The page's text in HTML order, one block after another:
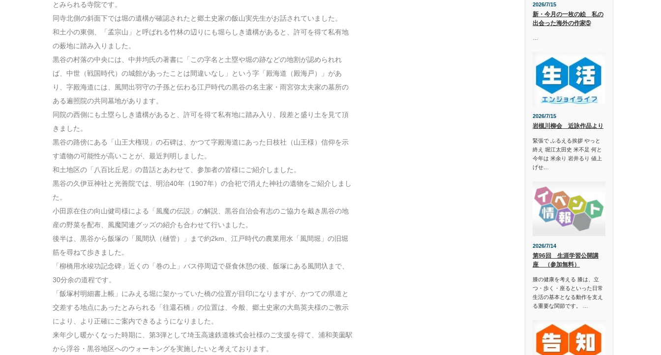
とみられる寺院です。
同寺北側の斜面下では堀の遺構が確認されたと郷土史家の飯山実先生がお話されていました。
和土小の東側、「孟宗山」と呼ばれる竹林の辺りにも堀らしき遺構があると、許可を得て私有地
の薮地に踏み入りました。
黒谷の村落の中央には、中井均氏の著書に「この字名と土塁や堀の跡などの地割が認められれ
ば、中世（戦国時代）の城館があったことは間違いなし」という字「殿海道（殿海戸）」があ
り、字殿海道には、風間出羽守の子孫と伝わる江戸時代の黒谷の名主家・雨宮弥太夫家の墓所の
ある遍照院の共同墓地があります。
同院の西側にも土塁らしき遺構があると、許可を得て私有地に踏み入り、段差と盛り土を見て頂
きました。
黒谷の路傍にある「山王大権現」の石碑は、かつて字殿海道にあった日枝社（山王様）信仰を示
す遺物の可能性が高いことが、最近判明しました。
和土地区の「八百比丘尼」の昔話とあわせて、参加者の皆様にご紹介しました。
黒谷の久伊豆神社と光善院では、明治40年（1907年）の合祀で消えた神社の遺物をご紹介しまし
た。
小田原在住の向山健司様による「風魔の伝説」の解説、黒谷自治会有志のご協力を戴き黒谷の地
産の野菜を配布、風魔関連グッズの紹介も合わせて行いました。
後半は、黒谷から飯塚の「風間圦（樋管）」まで約2km、江戸時代の農業用水「風間堀」の旧堀
筋を尋ねて歩きました。
「柳橋用水竣功記念碑」近くの「巻の上」バス停周辺で昼食休憩の後、飯塚にある風間圦まで、
30分余の道程です。
「飯塚村明細書上帳」にみえる堀に架かっていた橋の位置が目印になりますが、かつての県道と
交差する地点にあったとみられる「往還石橋」の位置は、今般、郷土史家の大島英夫様のご教示
により、より正確にご案内できるようになりました。
来年少し暖かくなった時期に、第3弾として埼玉高速鉄道株式会社様のご支援を得て、浦和美薗駅
から浮谷・黒谷地区へのウォーキングを実施したいと考えております。
2026/7/15
新・今月の一枚の絵 私の
出会った海外の作家➄
2026/7/15
岩槻川柳会 近詠作品より
緊張で ふるえる挨拶 やっと
終え 堀江太田史 米不足 何と
今年は 米余り 岩井るり 値上
げせ…
2026/7/14
第96回 生涯学習公開講
座 （参加無料）
膝の健康を考える 膝は、立
つ・歩く・座るといった日常
生活の基本となる動作を支え
る重要な関節です。 …